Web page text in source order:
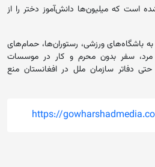
است که میلیون‌ها دانش‌آموز دختر را از
باشگاه‌های ورزشی، رستوران‌ها، حمام‌های
مرد، سفر بدون محرم و کار در موسسات
دفاتر سازمان ملل در افغانستان منع
https://